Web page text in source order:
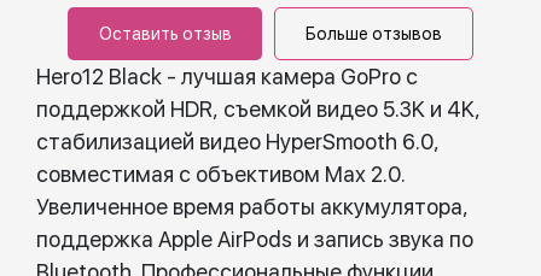
Оставить отзыв Больше отзывов
Hero12 Black - лучшая камера GoPro с
поддержкой HDR, съемкой видео 5.3K и 4K,
стабилизацией видео HyperSmooth 6.0,
совместимая с объективом Max 2.0.
Увеличенное время работы аккумулятора,
поддержка Apple AirPods и запись звука по